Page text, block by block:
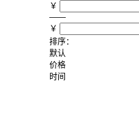
￥
——
￥
排序：
默认
价格
时间